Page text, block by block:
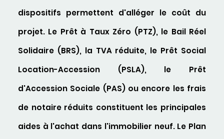
dispositifs permettent d'alléger le coût du
projet. Le Prêt à Taux Zéro (PTZ), le Bail Réel
Solidaire (BRS), la TVA réduite, le Prêt Social
Location-Accession (PSLA), le Prêt
d'Accession Sociale (PAS) ou encore les frais
de notaire réduits constituent les principales
aides à l'achat dans l'immobilier neuf. Le Plan